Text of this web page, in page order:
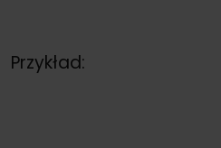
Przykład: